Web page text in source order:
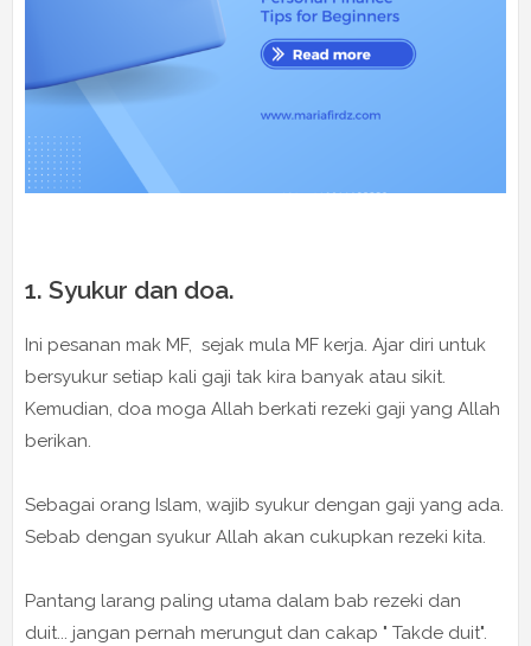
1. Syukur dan doa.
Ini pesanan mak MF, sejak mula MF kerja. Ajar diri untuk
bersyukur setiap kali gaji tak kira banyak atau sikit.
Kemudian, doa moga Allah berkati rezeki gaji yang Allah
berikan.
Sebagai orang Islam, wajib syukur dengan gaji yang ada.
Sebab dengan syukur Allah akan cukupkan rezeki kita.
Pantang larang paling utama dalam bab rezeki dan
duit... jangan pernah merungut dan cakap " Takde duit".